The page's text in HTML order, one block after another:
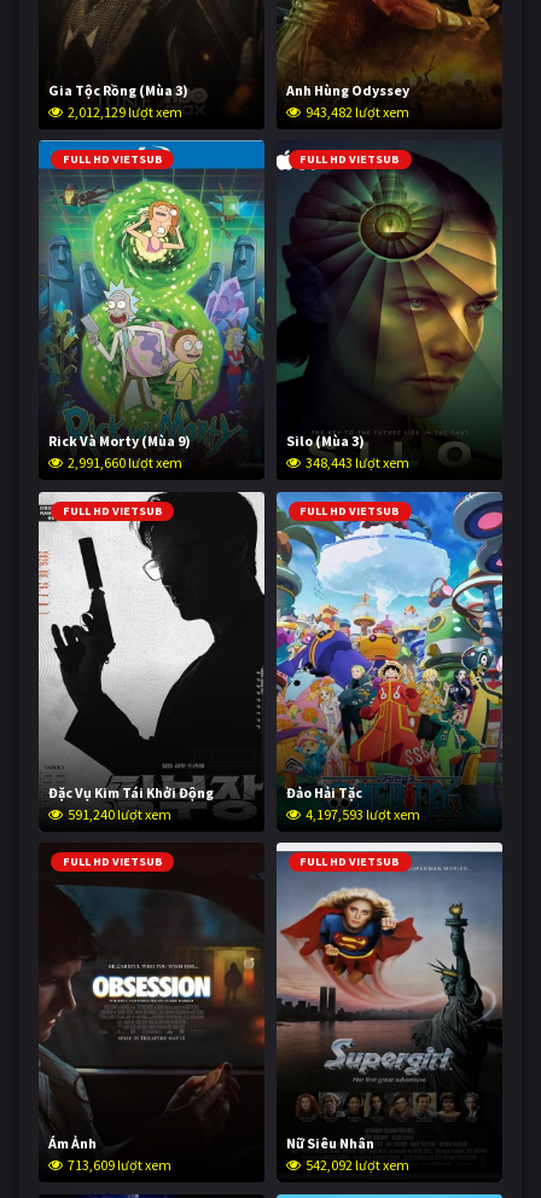
Gia Tộc Rồng (Mùa 3)
2,012,129 lượt xem
Anh Hùng Odyssey
943,482 lượt xem
FULL HD VIETSUB
Rick Và Morty (Mùa 9)
2,991,660 lượt xem
FULL HD VIETSUB
Silo (Mùa 3)
348,443 lượt xem
FULL HD VIETSUB
Đặc Vụ Kim Tái Khởi Động
591,240 lượt xem
FULL HD VIETSUB
Đảo Hải Tặc
4,197,593 lượt xem
FULL HD VIETSUB
Ám Ảnh
713,609 lượt xem
FULL HD VIETSUB
Nữ Siêu Nhân
542,092 lượt xem